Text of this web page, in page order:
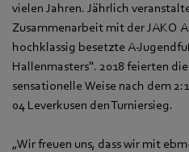
vielen Jahren. Jährlich
Zusammenarbeit mit der JAKO
hochklassig besetzte A-
Hallenmasters“. 2018 feierten
sensationelle Weise nach dem
04 Leverkusen den Turniersieg.
„Wir freuen uns, dass wir mit